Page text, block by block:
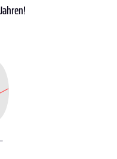
Jahren!